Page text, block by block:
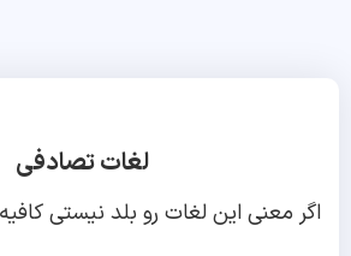
لغات تصادفی
اگر معنی این لغات رو بلد نیستی